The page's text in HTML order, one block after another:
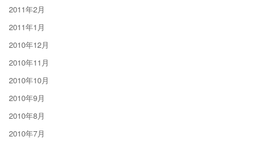
2011年2月
2011年1月
2010年12月
2010年11月
2010年10月
2010年9月
2010年8月
2010年7月